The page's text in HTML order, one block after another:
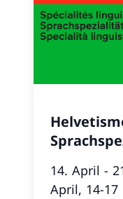
14. April -
April, 14-17 Uhr Eine